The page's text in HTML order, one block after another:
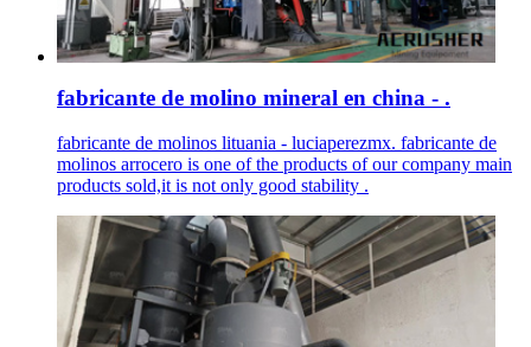
fabricante de molino mineral en china - .
fabricante de molinos lituania - luciaperezmx. fabricante de
molinos arrocero is one of the products of our company main
products sold,it is not only good stability .